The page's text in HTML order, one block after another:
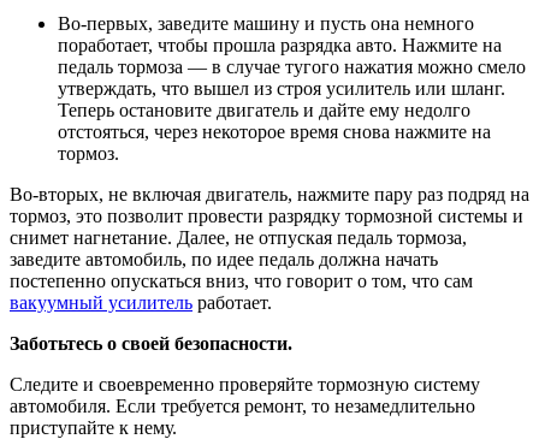
Во-первых, заведите машину и пусть она немного
поработает, чтобы прошла разрядка авто. Нажмите на
педаль тормоза — в случае тугого нажатия можно смело
утверждать, что вышел из строя усилитель или шланг.
Теперь остановите двигатель и дайте ему недолго
отстояться, через некоторое время снова нажмите на
тормоз.
Во-вторых, не включая двигатель, нажмите пару раз подряд на
тормоз, это позволит провести разрядку тормозной системы и
снимет нагнетание. Далее, не отпуская педаль тормоза,
заведите автомобиль, по идее педаль должна начать
постепенно опускаться вниз, что говорит о том, что сам
вакуумный усилитель работает.
Заботьтесь о своей безопасности.
Следите и своевременно проверяйте тормозную систему
автомобиля. Если требуется ремонт, то незамедлительно
приступайте к нему.